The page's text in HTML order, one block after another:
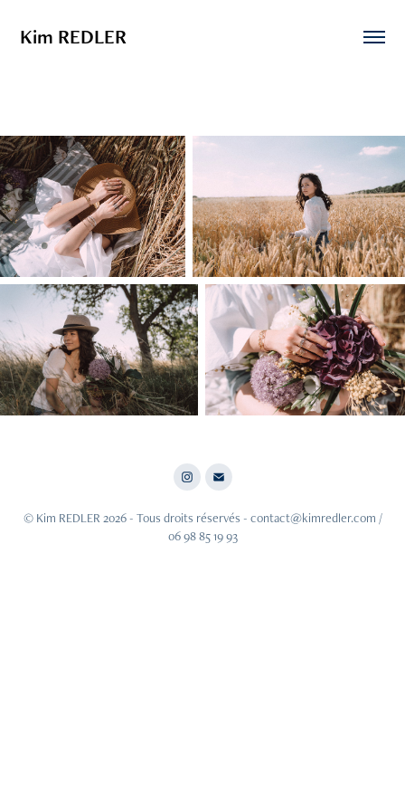
Kim REDLER
© Kim REDLER 2026 - Tous droits réservés - contact@kimredler.com /
06 98 85 19 93